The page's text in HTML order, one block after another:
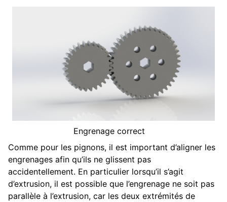
Engrenage correct
Comme pour les pignons, il est important d’aligner les
engrenages afin qu’ils ne glissent pas
accidentellement. En particulier lorsqu’il s’agit
d’extrusion, il est possible que l’engrenage ne soit pas
parallèle à l’extrusion, car les deux extrémités de